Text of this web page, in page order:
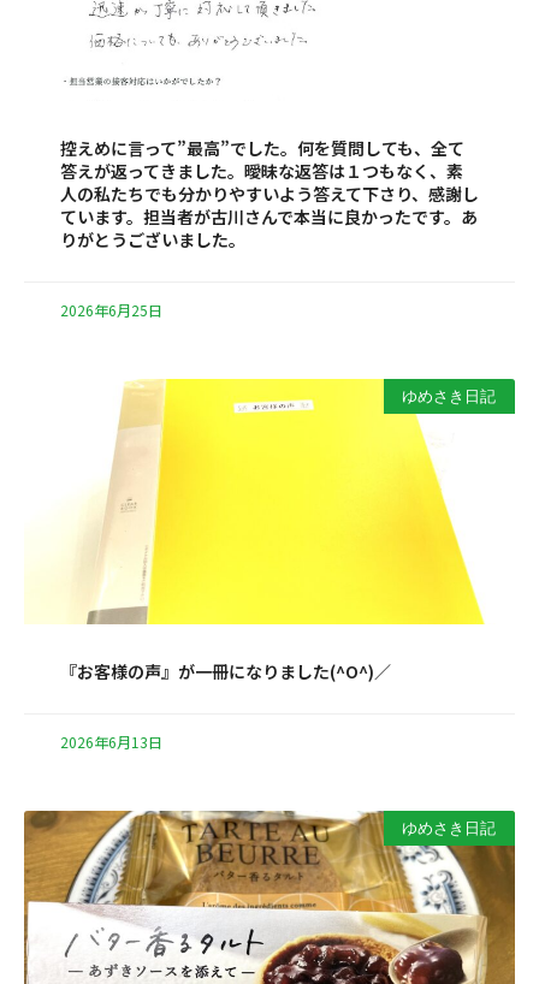
控えめに言って”最高”でした。何を質問しても、全て
答えが返ってきました。曖昧な返答は１つもなく、素
人の私たちでも分かりやすいよう答えて下さり、感謝し
ています。担当者が古川さんで本当に良かったです。あ
りがとうございました。
2026年6月25日
ゆめさき日記
『お客様の声』が一冊になりました(^O^)／
2026年6月13日
ゆめさき日記